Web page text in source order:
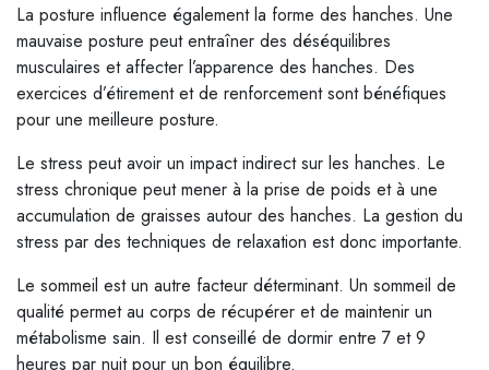
La posture influence également la forme des hanches. Une
mauvaise posture peut entraîner des déséquilibres
musculaires et affecter l’apparence des hanches. Des
exercices d’étirement et de renforcement sont bénéfiques
pour une meilleure posture.
Le stress peut avoir un impact indirect sur les hanches. Le
stress chronique peut mener à la prise de poids et à une
accumulation de graisses autour des hanches. La gestion du
stress par des techniques de relaxation est donc importante.
Le sommeil est un autre facteur déterminant. Un sommeil de
qualité permet au corps de récupérer et de maintenir un
métabolisme sain. Il est conseillé de dormir entre 7 et 9
heures par nuit pour un bon équilibre.